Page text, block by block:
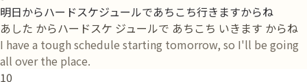
明日からハードスケジュールであちこち行きますからね
あした からハードスケ ジュールで あちこち いきます からね
I have a tough schedule starting tomorrow, so I'll be going
all over the place.
10